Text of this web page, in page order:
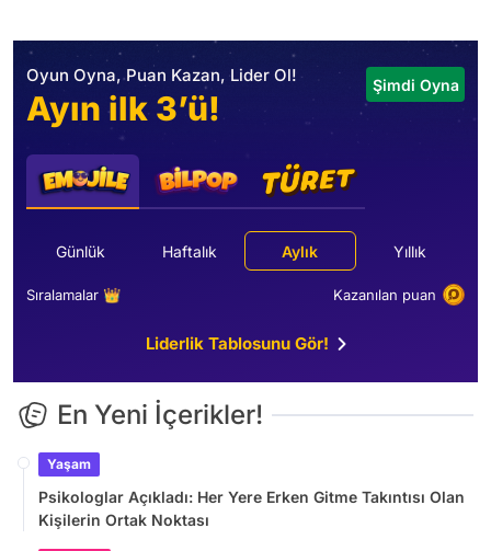
Oyun Oyna, Puan Kazan, Lider Ol!
Ayın ilk 3’ü!
Şimdi Oyna
Günlük Haftalık Aylık Yıllık
Sıralamalar 👑 Kazanılan puan
Liderlik Tablosunu Gör!
En Yeni İçerikler!
Yaşam
Psikologlar Açıkladı: Her Yere Erken Gitme Takıntısı Olan
Kişilerin Ortak Noktası